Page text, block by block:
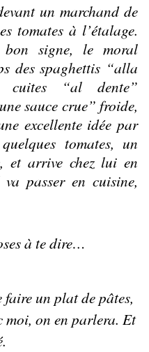
un marchand de
tomates à l’étalage.
signe, le moral
des spaghettis “alla
cuites “al dente”
sauce crue” froide,
excellente idée par
tomates, un
et arrive chez lui en
passer en cuisine,
à te dire…
faire un plat de pâtes,
moi, on en parlera. Et